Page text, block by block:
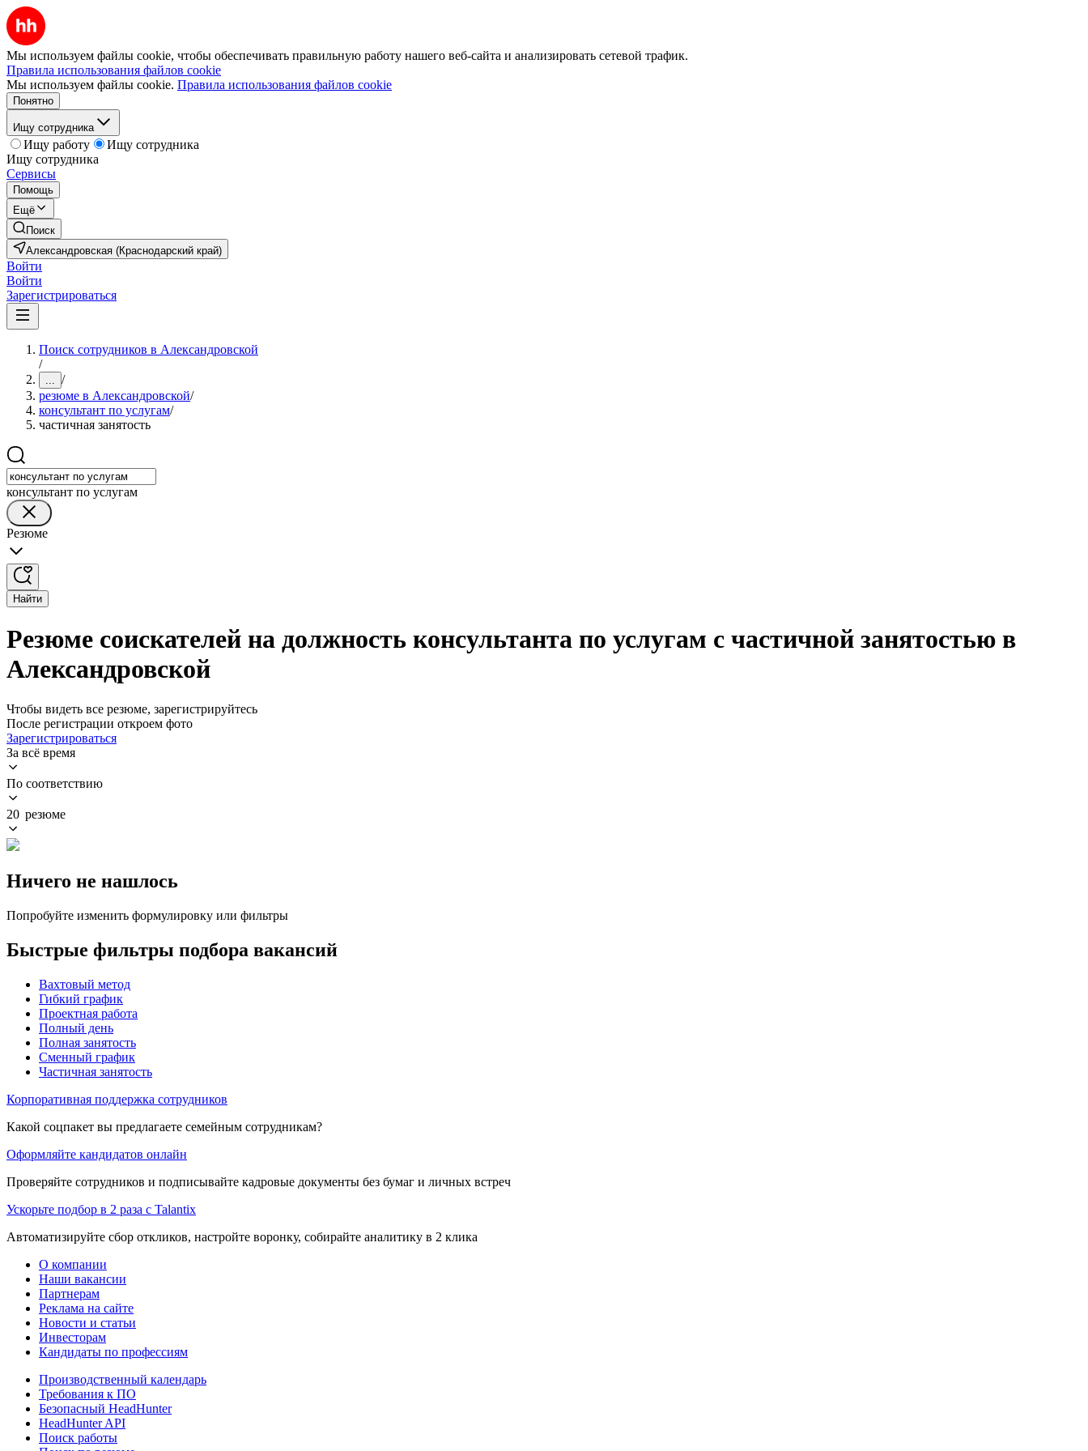
Мы используем файлы cookie, чтобы обеспечивать правильную работу нашего веб-сайта и анализировать сетевой трафик.
Правила использования файлов cookie
Мы используем файлы cookie. Правила использования файлов cookie
Понятно
Ищу сотрудника
Ищу работу
Ищу сотрудника
Ищу сотрудника
Сервисы
Помощь
Ещё
Поиск
Александровская (Краснодарский край)
Войти
Войти
Зарегистрироваться
Поиск сотрудников в Александровской
/
... /
резюме в Александровской/
консультант по услугам/
частичная занятость
консультант по услугам
Резюме
Найти
Резюме соискателей на должность консультанта по услугам с частичной занятостью в
Александровской
Чтобы видеть все резюме, зарегистрируйтесь
После регистрации откроем фото
Зарегистрироваться
За всё время
По соответствию
20 резюме
Ничего не нашлось
Попробуйте изменить формулировку или фильтры
Быстрые фильтры подбора вакансий
Вахтовый метод
Гибкий график
Проектная работа
Полный день
Полная занятость
Сменный график
Частичная занятость
Корпоративная поддержка сотрудников
Какой соцпакет вы предлагаете семейным сотрудникам?
Оформляйте кандидатов онлайн
Проверяйте сотрудников и подписывайте кадровые документы без бумаг и личных встреч
Ускорьте подбор в 2 раза с Talantix
Автоматизируйте сбор откликов, настройте воронку, собирайте аналитику в 2 клика
О компании
Наши вакансии
Партнерам
Реклама на сайте
Новости и статьи
Инвесторам
Кандидаты по профессиям
Производственный календарь
Требования к ПО
Безопасный HeadHunter
HeadHunter API
Поиск работы